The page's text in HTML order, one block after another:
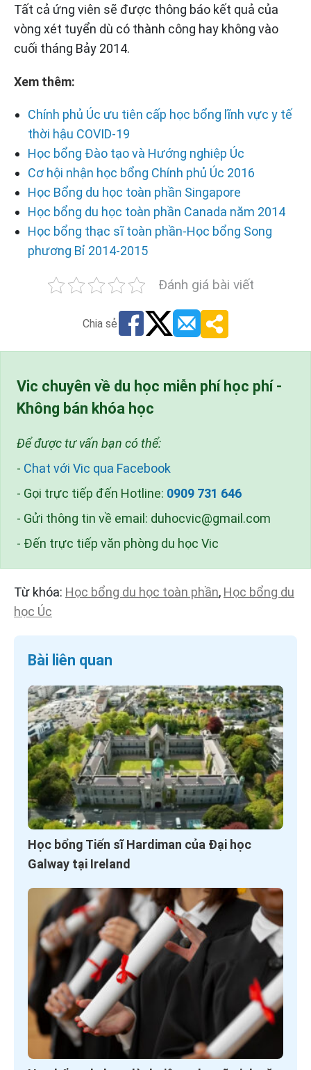
Tất cả ứng viên sẽ được thông báo kết quả của
vòng xét tuyển dù có thành công hay không vào
cuối tháng Bảy 2014.
Xem thêm:
Chính phủ Úc ưu tiên cấp học bổng lĩnh vực y tế
thời hậu COVID-19
Học bổng Đào tạo và Hướng nghiệp Úc
Cơ hội nhận học bổng Chính phủ Úc 2016
Học Bổng du học toàn phần Singapore
Học bổng du học toàn phần Canada năm 2014
Học bổng thạc sĩ toàn phần-Học bổng Song
phương Bỉ 2014-2015
Đánh giá bài viết
Chia sẻ
Vic chuyên về du học miễn phí học phí -
Không bán khóa học
Để được tư vấn bạn có thể:
- Chat với Vic qua Facebook
- Gọi trực tiếp đến Hotline: 0909 731 646
- Gửi thông tin về email: duhocvic@gmail.com
- Đến trực tiếp văn phòng du học Vic
Từ khóa: Học bổng du học toàn phần, Học bổng du
học Úc
Bài liên quan
Học bổng Tiến sĩ Hardiman của Đại học
Galway tại Ireland